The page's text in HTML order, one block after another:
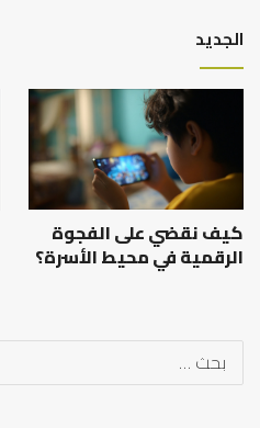
الجديد
كيف نقضي على الفجوة
الرقمية في محيط الأسرة؟